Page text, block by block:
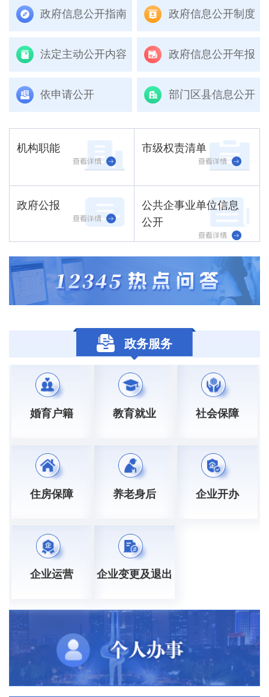
政府信息公开指南 政府信息公开制度
法定主动公开内容 政府信息公开年报
依申请公开 部门区县信息公开
机构职能 市级权责清单
政府公报
公共企事业单位信息
公开
政务服务
婚育户籍 教育就业 社会保障
住房保障 养老身后 企业开办
企业运营 企业变更及退出